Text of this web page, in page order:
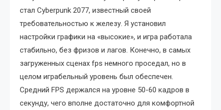
стал Cyberpunk 2077, известный своей
требовательностью к железу. Я установил
настройки графики на «высокие», и игра работала
стабильно, без фризов и лагов. Конечно, в самых
загруженных сценах fps немного проседал, но в
целом играбельный уровень был обеспечен.
Средний FPS держался на уровне 50-60 кадров в
секунду, чего вполне достаточно для комфортной